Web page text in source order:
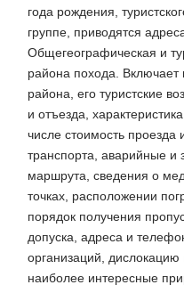
года рождения,
группе, приводятся
Общегеографическая и
района похода. Включает
района, его туристские
и отъезда,
числе стоимость проезда
транспорта, аварийные и
маршрута, сведения о
точках, расположении
порядок получения
допуска, адреса и
организаций,
наиболее интересные